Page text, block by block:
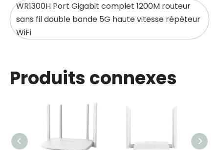
WR1300H Port Gigabit complet 1200M routeur
sans fil double bande 5G haute vitesse répéteur
WiFi
Produits connexes